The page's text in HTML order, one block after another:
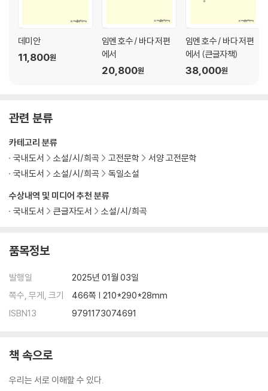
데미안
11,800원
임멘 호수 / 바다 저편
에서
20,800원
임멘 호수 / 바다 저편
에서 (큰글자책)
38,000원
관련 분류
수상내역 및 미디어 추천 분류
국내도서
큰글자도서 소설/시/희곡
카테고리 분류
국내도서
소설/시/희곡 고전문학
서양 고전문학
국내도서
소설/시/희곡 독일소설
품목정보
발행일
2025년 01월 03일
쪽수, 무게, 크기
466쪽 | 210*290*28mm
ISBN13
9791173074691
책 속으로
우리는 서로 이해할 수 있다.